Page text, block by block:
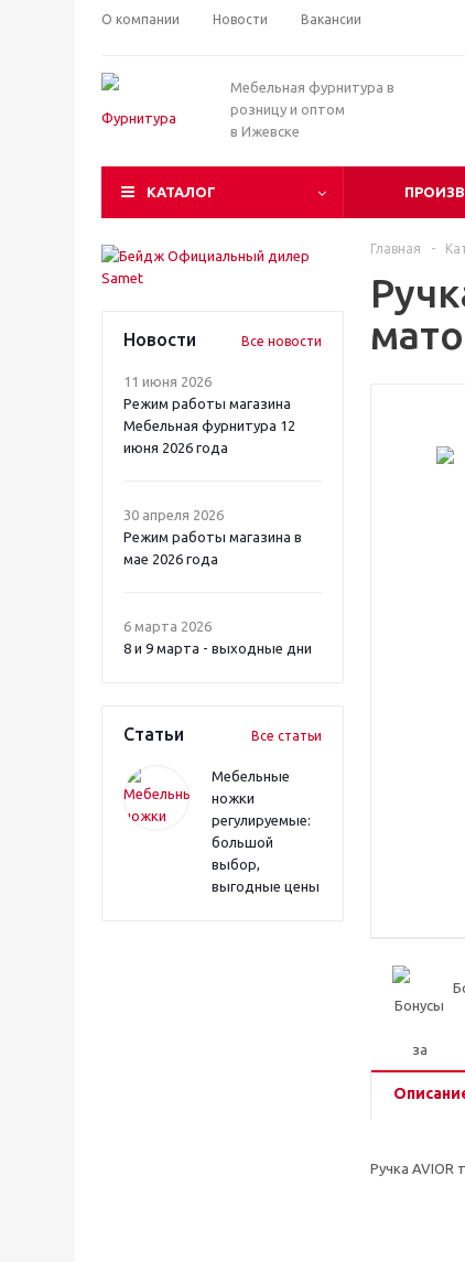
О компании Новости Вакансии
Мебельная фурнитура в
розницу и оптом
в Ижевске
КАТАЛОГ
Новости Все новости
11 июня 2026
Режим работы магазина
Мебельная фурнитура 12
июня 2026 года
30 апреля 2026
Режим работы магазина в
мае 2026 года
6 марта 2026
8 и 9 марта - выходные дни
Статьи Все статьи
Мебельные
ножки
регулируемые:
большой
выбор,
выгодные цены
Главная -
Ручка AVIOR